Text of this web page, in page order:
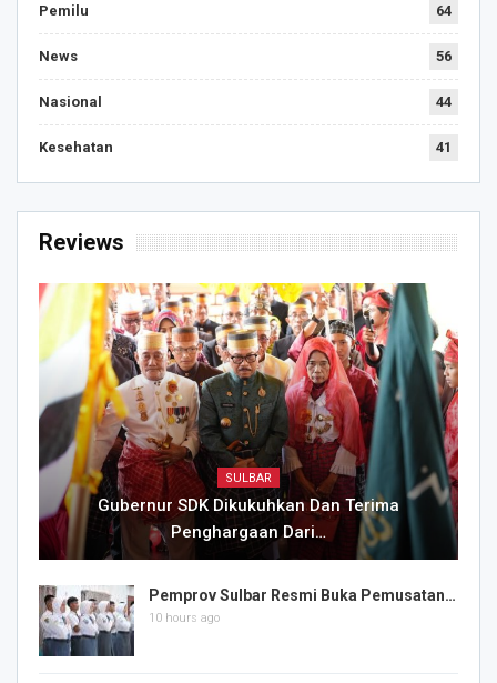
Pemilu 64
News 56
Nasional 44
Kesehatan 41
Reviews
SULBAR
Gubernur SDK Dikukuhkan Dan Terima
Penghargaan Dari…
Pemprov Sulbar Resmi Buka Pemusatan…
10 hours ago